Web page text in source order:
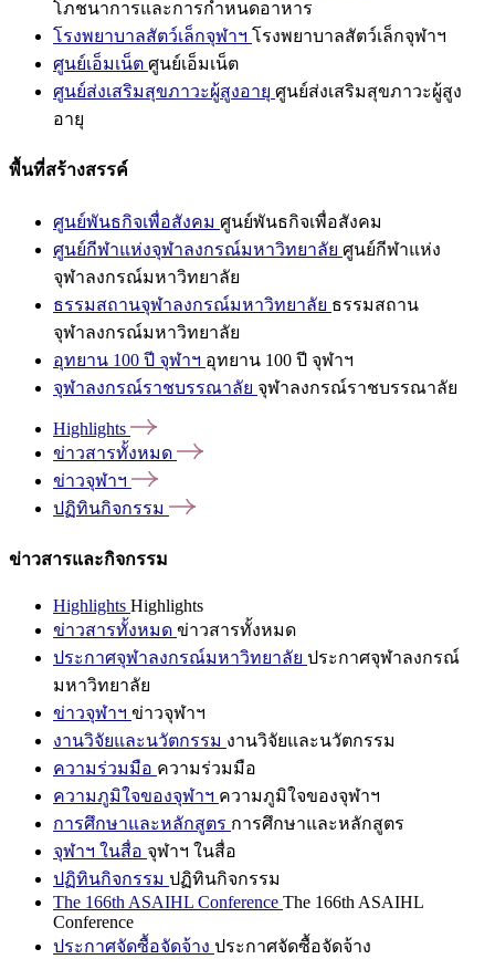
โภชนาการและการกำหนดอาหาร
โรงพยาบาลสัตว์เล็กจุฬาฯ โรงพยาบาลสัตว์เล็กจุฬาฯ
ศูนย์เอ็มเน็ต ศูนย์เอ็มเน็ต
ศูนย์ส่งเสริมสุขภาวะผู้สูงอายุ ศูนย์ส่งเสริมสุขภาวะผู้สูง
อายุ
พื้นที่สร้างสรรค์
ศูนย์พันธกิจเพื่อสังคม ศูนย์พันธกิจเพื่อสังคม
ศูนย์กีฬาแห่งจุฬาลงกรณ์มหาวิทยาลัย ศูนย์กีฬาแห่ง
จุฬาลงกรณ์มหาวิทยาลัย
ธรรมสถานจุฬาลงกรณ์มหาวิทยาลัย ธรรมสถาน
จุฬาลงกรณ์มหาวิทยาลัย
อุทยาน 100 ปี จุฬาฯ อุทยาน 100 ปี จุฬาฯ
จุฬาลงกรณ์ราชบรรณาลัย จุฬาลงกรณ์ราชบรรณาลัย
Highlights
ข่าวสารทั้งหมด
ข่าวจุฬาฯ
ปฏิทินกิจกรรม
ข่าวสารและกิจกรรม
Highlights Highlights
ข่าวสารทั้งหมด ข่าวสารทั้งหมด
ประกาศจุฬาลงกรณ์มหาวิทยาลัย ประกาศจุฬาลงกรณ์
มหาวิทยาลัย
ข่าวจุฬาฯ ข่าวจุฬาฯ
งานวิจัยและนวัตกรรม งานวิจัยและนวัตกรรม
ความร่วมมือ ความร่วมมือ
ความภูมิใจของจุฬาฯ ความภูมิใจของจุฬาฯ
การศึกษาและหลักสูตร การศึกษาและหลักสูตร
จุฬาฯ ในสื่อ จุฬาฯ ในสื่อ
ปฏิทินกิจกรรม ปฏิทินกิจกรรม
The 166th ASAIHL Conference The 166th ASAIHL
Conference
ประกาศจัดซื้อจัดจ้าง ประกาศจัดซื้อจัดจ้าง